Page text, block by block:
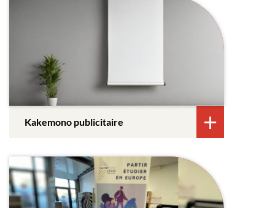
Kakemono publicitaire